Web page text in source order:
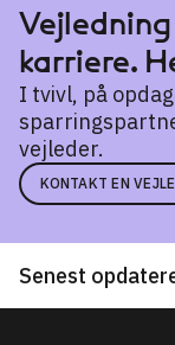
karriere.
I tvivl, på
vejleder.
KONTAKT EN
Senest